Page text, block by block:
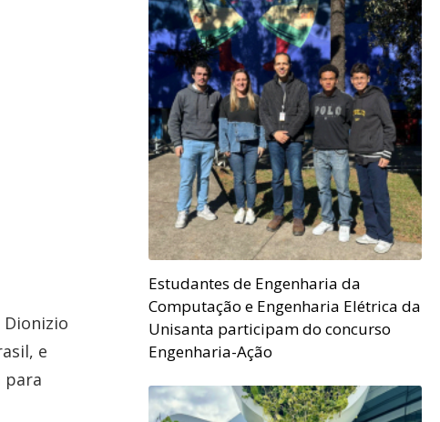
Dionizio
e
para
Estudantes de Engenharia da
Computação e Engenharia Elétrica da
Unisanta participam do concurso
Engenharia-Ação